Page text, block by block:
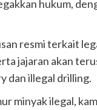
hukum,
resmi terkait
jajaran akan
dan illegal drilling.
minyak ilegal,